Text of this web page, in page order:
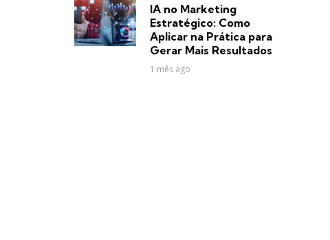
IA no Marketing
Estratégico: Como
Aplicar na Prática para
Gerar Mais Resultados
1 mês ago